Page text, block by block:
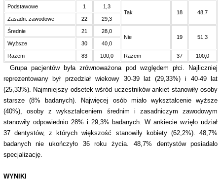
Podstawowe 1
1,3
Tak
18
48,7
Zasadn. zawodowe
22 29,3
Średnie 21
28,0
Nie
19
51,3
Wyższe
30 40,0
Razem 83 100,0 Razem 37 100,0
Grupa pacjentów była zrównoważona pod względem płci. Najliczniej
reprezentowany był przedział wiekowy 30-39 lat (29,33%) i 40-49 lat
(25,33%). Najmniejszy odsetek wśród uczestników ankiet stanowiły osoby
starsze (8% badanych). Najwięcej osób miało wykształcenie wyższe
(40%), osoby z wykształceniem średnim i zasadniczym zawodowym
stanowiły odpowiednio 28% i 29,3% badanych. W ankiecie wzięło udział
37 dentystów, z których większość stanowiły kobiety (62,2%). 48,7%
badanych nie ukończyło 36 roku życia. 48,7% dentystów posiadało
specjalizację.
WYNIKI